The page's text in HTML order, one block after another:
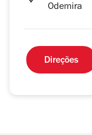
Odemira
Direções